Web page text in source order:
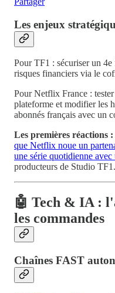
Les enjeux
Pour TF1 : sécuriser un
risques financiers via le
Pour Netflix France :
plateforme et modifier les
abonnés français avec un
Les premières réactions :
que Netflix noue un
une série quotidienne
producteurs de Studio TF1.
🤖 Tech & IA :
les commandes
Chaînes FAST